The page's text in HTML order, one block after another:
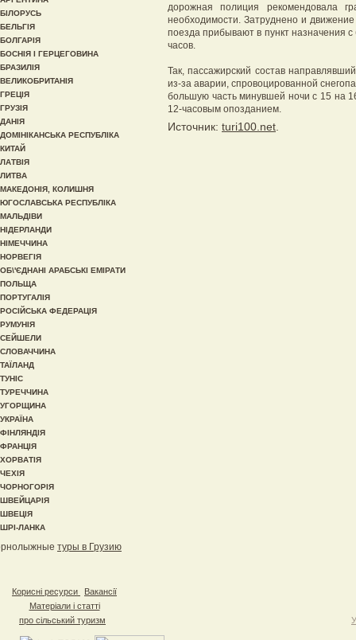
дорожная полиция рекомендовала
необходимости. Затруднено и
поезда прибывают в пункт назначения
часов.
Так, пассажирский состав
из-за аварии, спровоцированной
большую часть минувшей ночи с 15 на
12-часовым опозданием.
Источник: turi100.net
БІЛОРУСЬ
БЕЛЬГІЯ
БОЛГАРІЯ
БОСНІЯ І ГЕРЦЕГОВИНА
БРАЗИЛІЯ
ВЕЛИКОБРИТАНІЯ
ГРЕЦІЯ
ГРУЗІЯ
ДАНІЯ
ДОМІНІКАНСЬКА РЕСПУБЛІКА
КИТАЙ
ЛАТВІЯ
ЛИТВА
МАКЕДОНІЯ, КОЛИШНЯ
ЮГОСЛАВСЬКА РЕСПУБЛІКА
МАЛЬДІВИ
НІДЕРЛАНДИ
НІМЕЧЧИНА
НОРВЕГІЯ
ОБ\'ЄДНАНІ АРАБСЬКІ ЕМІРАТИ
ПОЛЬЩА
ПОРТУГАЛІЯ
РОСІЙСЬКА ФЕДЕРАЦІЯ
РУМУНІЯ
СЕЙШЕЛИ
СЛОВАЧЧИНА
ТАЇЛАНД
ТУНІС
ТУРЕЧЧИНА
УГОРЩИНА
УКРАЇНА
ФІНЛЯНДІЯ
ФРАНЦІЯ
ХОРВАТІЯ
ЧЕХІЯ
ЧОРНОГОРІЯ
ШВЕЙЦАРІЯ
ШВЕЦІЯ
ШРІ-ЛАНКА
туры в Грузию
Корисні ресурси
Вакансії
Матеріали і статті
про сільський туризм